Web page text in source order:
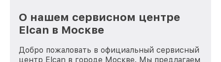
О нашем сервисном центре
Elcan в Москве
Добро пожаловать в официальный сервисный
центр Elcan в городе Москве. Мы предлагаем